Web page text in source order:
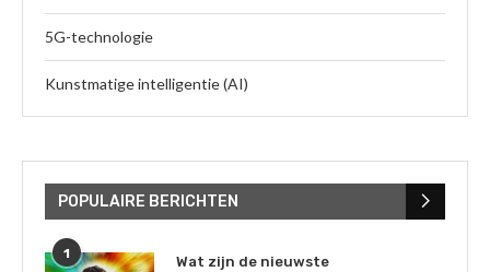
5G-technologie
Kunstmatige intelligentie (AI)
POPULAIRE BERICHTEN
1
Wat zijn de nieuwste